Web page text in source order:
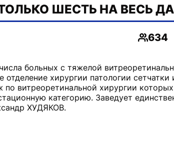
ШЕСТЬ НА ВЕСЬ
634
больных с тяжелой
отделение хирургии патологии
витреоретинальной хирургии
категорию. Заведует
ХУДЯКОВ.